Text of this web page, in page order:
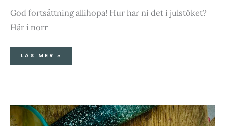
God fortsättning allihopa! Hur har ni det i julstöket?
Här i norr
LÄS MER »
ENKLA
GODA
JULGOTTA